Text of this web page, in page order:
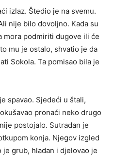
izlaz. Štedio je na svemu.
nije bilo dovoljno. Kada su
mora podmiriti dugove ili će
mu je ostalo, shvatio je da
Sokola. Ta pomisao bila je
spavao. Sjedeći u štali,
pronaći neko drugo
postojalo. Sutradan je
konja. Njegov izgled
grub, hladan i djelovao je